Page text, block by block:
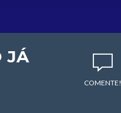
JÁ
COMENTE!